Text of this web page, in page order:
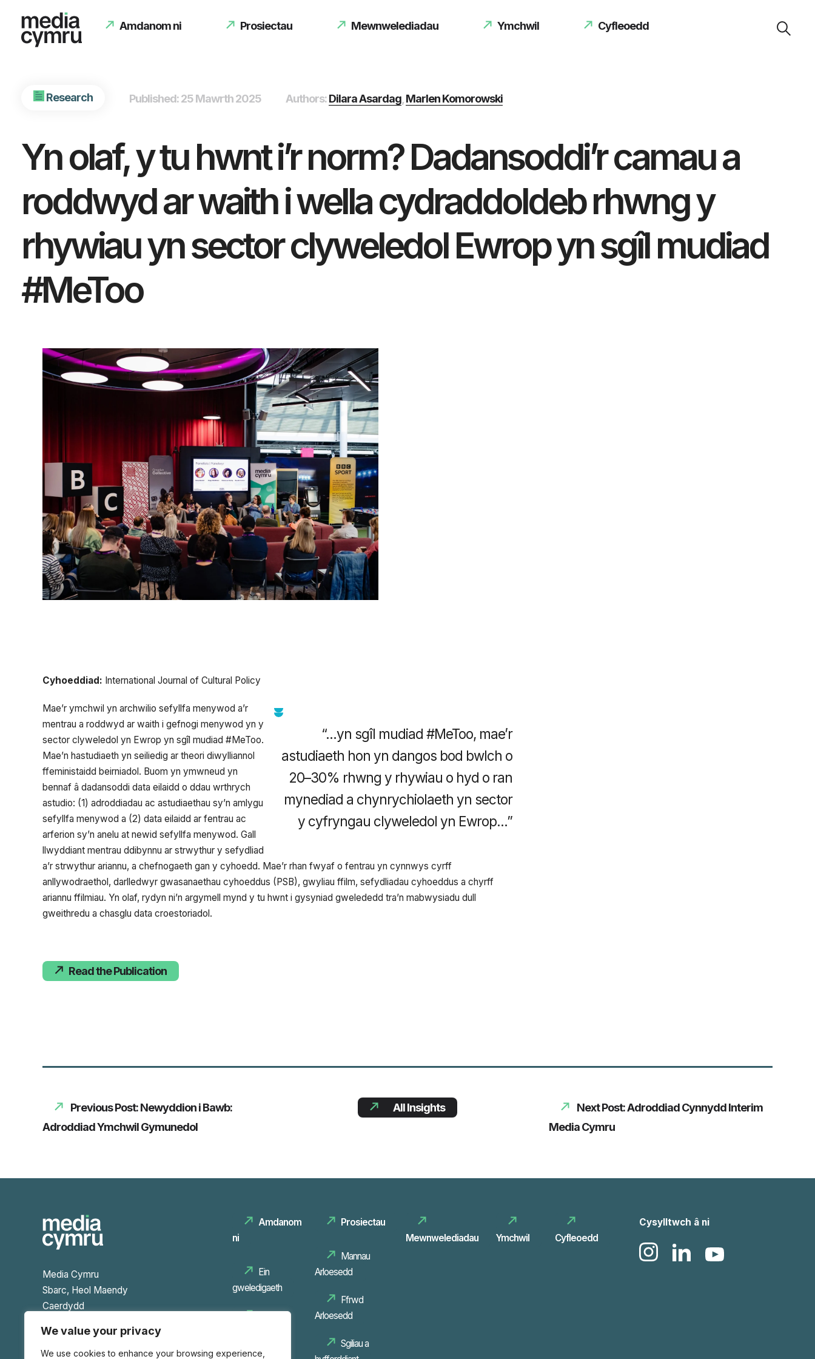
We value your privacy
We use cookies to enhance your browsing experience,
Amdanom ni Prosiectau Mewnwelediadau Ymchwil Cyfleoedd
Research Published: 25 Mawrth 2025 Authors:Dilara Asardag Marlen Komorowski
Yn olaf, y tu hwnt i’r norm? Dadansoddi’r camau a
roddwyd ar waith i wella cydraddoldeb rhwng y
rhywiau yn sector clyweledol Ewrop yn sgîl mudiad
#MeToo
Cyhoeddiad: International Journal of Cultural Policy
“…yn sgîl mudiad #MeToo, mae’r
astudiaeth hon yn dangos bod bwlch o
20–30% rhwng y rhywiau o hyd o ran
mynediad a chynrychiolaeth yn sector
y cyfryngau clyweledol yn Ewrop…”
Mae’r ymchwil yn archwilio sefyllfa menywod a’r
mentrau a roddwyd ar waith i gefnogi menywod yn y
sector clyweledol yn Ewrop yn sgîl mudiad #MeToo.
Mae’n hastudiaeth yn seiliedig ar theori diwylliannol
ffeministaidd beirniadol. Buom yn ymwneud yn
bennaf â dadansoddi data eilaidd o ddau wrthrych
astudio: (1) adroddiadau ac astudiaethau sy’n amlygu
sefyllfa menywod a (2) data eilaidd ar fentrau ac
arferion sy’n anelu at newid sefyllfa menywod. Gall
llwyddiant mentrau ddibynnu ar strwythur y sefydliad
a’r strwythur ariannu, a chefnogaeth gan y cyhoedd. Mae’r rhan fwyaf o fentrau yn cynnwys cyrff
anllywodraethol, darlledwyr gwasanaethau cyhoeddus (PSB), gwyliau ffilm, sefydliadau cyhoeddus a chyrff
ariannu ffilmiau. Yn olaf, rydyn ni’n argymell mynd y tu hwnt i gysyniad gwelededd tra’n mabwysiadu dull
gweithredu a chasglu data croestoriadol.
Read the Publication
Previous Post: Newyddion i Bawb:
Adroddiad Ymchwil Gymunedol
All Insights
Next Post: Adroddiad Cynnydd Interim
Media Cymru
Media Cymru
Sbarc, Heol Maendy
Caerdydd
Ffôn
Amdanom
ni
Ein
gweledigaeth
Prosiectau
Mannau
Arloesedd
Ffrwd
Sgiliau a
Mewnwelediadau Ymchwil Cyfleoedd
Cysylltwch â ni